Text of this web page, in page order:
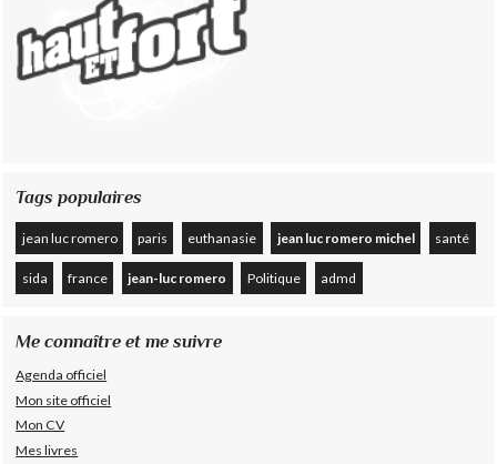
Tags populaires
jean luc romero paris euthanasie jean luc romero michel santé
sida france jean-luc romero Politique admd
Me connaître et me suivre
Agenda officiel
Mon site officiel
Mon CV
Mes livres